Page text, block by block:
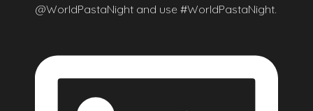
@WorldPastaNight and use #WorldPastaNight.